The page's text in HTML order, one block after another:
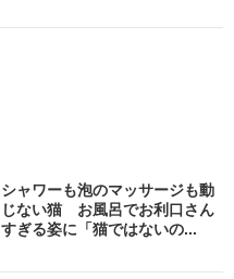
シャワーも泡のマッサージも動
じない猫 お風呂でお利口さん
すぎる姿に「猫ではないの...